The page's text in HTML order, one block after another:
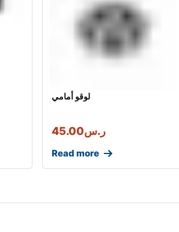
لوقو أمامي
ر.س45.00
Read more